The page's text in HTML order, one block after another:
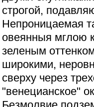
строгой,
Непроницаемая
овеянныя мглою
зеленым
широкими,
сверху через
"венецианское"